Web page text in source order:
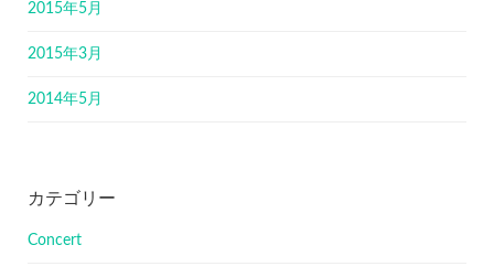
2015年5月
2015年3月
2014年5月
カテゴリー
Concert